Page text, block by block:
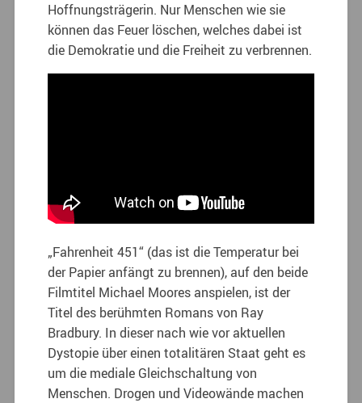
Hoffnungsträgerin. Nur Menschen wie sie
können das Feuer löschen, welches dabei ist
die Demokratie und die Freiheit zu verbrennen.
„Fahrenheit 451“ (das ist die Temperatur bei
der Papier anfängt zu brennen), auf den beide
Filmtitel Michael Moores anspielen, ist der
Titel des berühmten Romans von Ray
Bradbury. In dieser nach wie vor aktuellen
Dystopie über einen totalitären Staat geht es
um die mediale Gleichschaltung von
Menschen. Drogen und Videowände machen